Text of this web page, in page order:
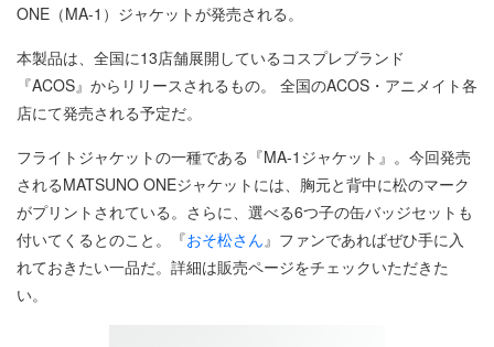
ONE（MA-1）ジャケットが発売される。
本製品は、全国に13店舗展開しているコスプレブランド
『ACOS』からリリースされるもの。 全国のACOS・アニメイト各
店にて発売される予定だ。
フライトジャケットの一種である『MA-1ジャケット』。今回発売
されるMATSUNO ONEジャケットには、胸元と背中に松のマーク
がプリントされている。さらに、選べる6つ子の缶バッジセットも
付いてくるとのこと。『おそ松さん』ファンであればぜひ手に入
れておきたい一品だ。詳細は販売ページをチェックいただきた
い。